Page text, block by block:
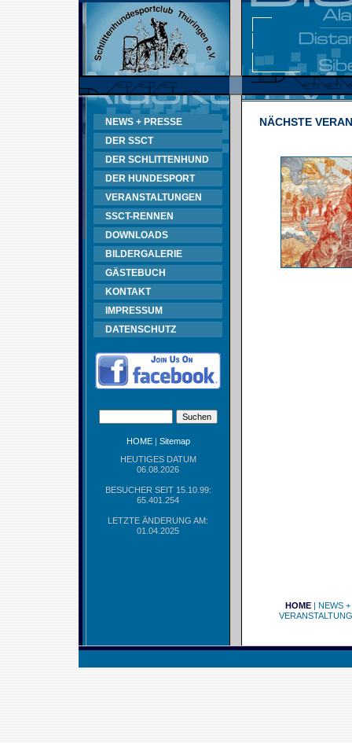
NEWS + PRESSE
DER SSCT
DER SCHLITTENHUND
DER HUNDESPORT
VERANSTALTUNGEN
SSCT-RENNEN
DOWNLOADS
BILDERGALERIE
GÄSTEBUCH
KONTAKT
IMPRESSUM
DATENSCHUTZ
HOME| Sitemap
HEUTIGES DATUM
06.08.2026
BESUCHER SEIT 15.10.99:
65.401.254
LETZTE ÄNDERUNG AM:
01.04.2025
NÄCHSTE
HOME| NEWS